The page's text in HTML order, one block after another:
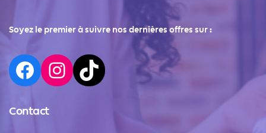
Soyez le premier à suivre nos dernières offres sur :
Contact